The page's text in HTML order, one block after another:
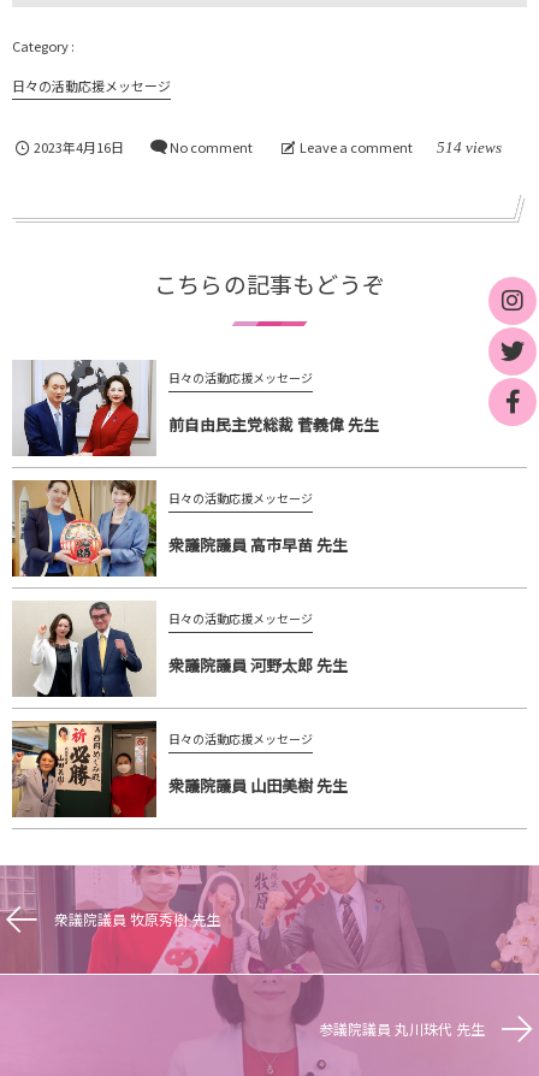
日々の活動応援メッセージ
2023年4月16日 No comment Leave a comment 514 views
こちらの記事もどうぞ
日々の活動応援メッセージ
前自由民主党総裁 菅義偉 先生
日々の活動応援メッセージ
衆議院議員 高市早苗 先生
日々の活動応援メッセージ
衆議院議員 河野太郎 先生
日々の活動応援メッセージ
衆議院議員 山田美樹 先生
衆議院議員 牧原秀樹 先生
参議院議員 丸川珠代 先生